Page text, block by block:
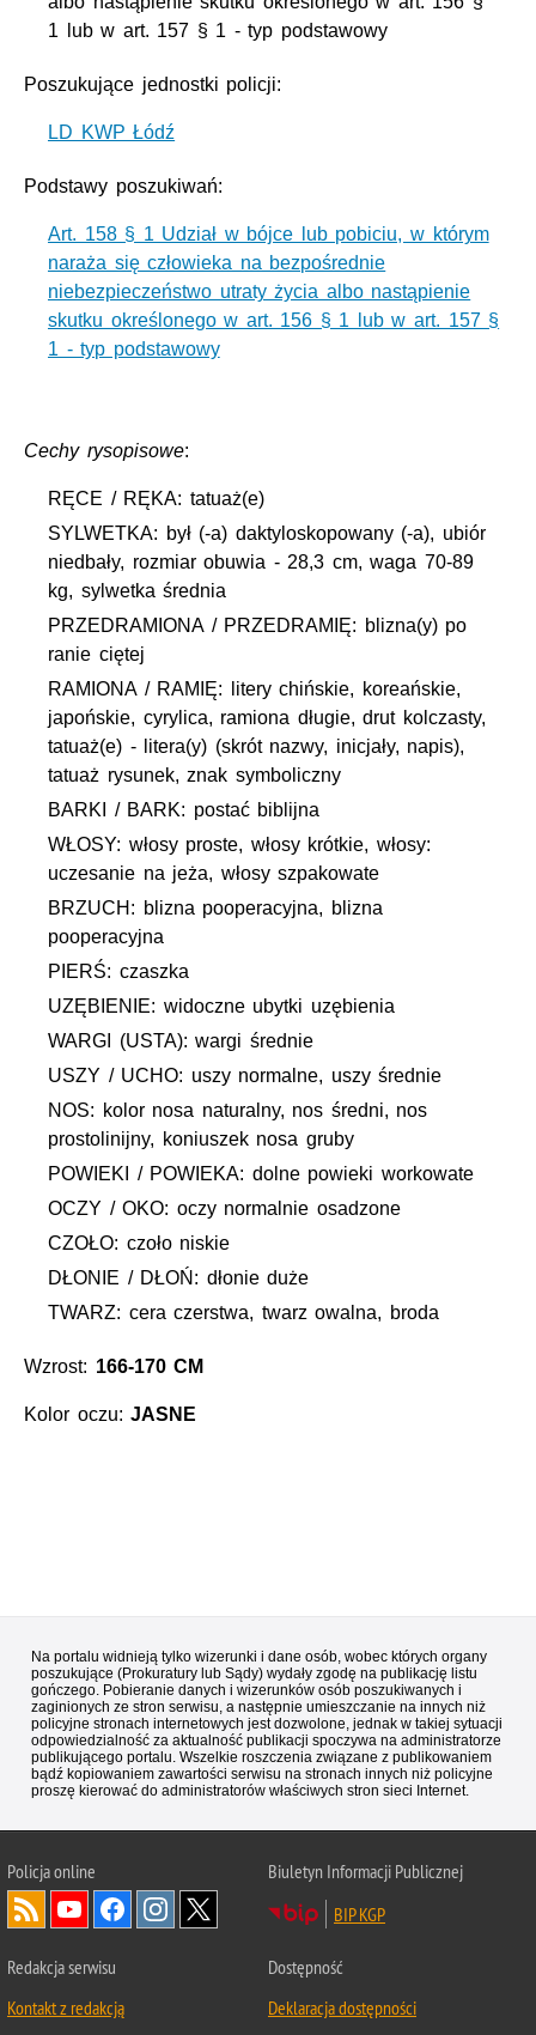
1 lub w art. 157 § 1 - typ podstawowy
Poszukujące jednostki policji:
LD KWP Łódź
Podstawy poszukiwań:
Art. 158 § 1 Udział w bójce lub pobiciu, w którym
naraża się człowieka na bezpośrednie
niebezpieczeństwo utraty życia albo nastąpienie
skutku określonego w art. 156 § 1 lub w art. 157 §
1 - typ podstawowy
Cechy rysopisowe:
RĘCE / RĘKA: tatuaż(e)
SYLWETKA: był (-a) daktyloskopowany (-a), ubiór
niedbały, rozmiar obuwia - 28,3 cm, waga 70-89
kg, sylwetka średnia
PRZEDRAMIONA / PRZEDRAMIĘ: blizna(y) po
ranie ciętej
RAMIONA / RAMIĘ: litery chińskie, koreańskie,
japońskie, cyrylica, ramiona długie, drut kolczasty,
tatuaż(e) - litera(y) (skrót nazwy, inicjały, napis),
tatuaż rysunek, znak symboliczny
BARKI / BARK: postać biblijna
WŁOSY: włosy proste, włosy krótkie, włosy:
uczesanie na jeża, włosy szpakowate
BRZUCH: blizna pooperacyjna, blizna
pooperacyjna
PIERŚ: czaszka
UZĘBIENIE: widoczne ubytki uzębienia
WARGI (USTA): wargi średnie
USZY / UCHO: uszy normalne, uszy średnie
NOS: kolor nosa naturalny, nos średni, nos
prostolinijny, koniuszek nosa gruby
POWIEKI / POWIEKA: dolne powieki workowate
OCZY / OKO: oczy normalnie osadzone
CZOŁO: czoło niskie
DŁONIE / DŁOŃ: dłonie duże
TWARZ: cera czerstwa, twarz owalna, broda
Wzrost: 166-170 CM
Kolor oczu:JASNE
Na portalu widnieją tylko wizerunki i dane osób, wobec których organy
poszukujące (Prokuratury lub Sądy) wydały zgodę na publikację listu
gończego. Pobieranie danych i wizerunków osób poszukiwanych i
zaginionych ze stron serwisu, a następnie umieszczanie na innych niż
policyjne stronach internetowych jest dozwolone, jednak w takiej sytuacji
odpowiedzialność za aktualność publikacji spoczywa na administratorze
publikującego portalu. Wszelkie roszczenia związane z publikowaniem
bądź kopiowaniem zawartości serwisu na stronach innych niż policyjne
proszę kierować do administratorów właściwych stron sieci Internet.
Policjaonline
Biuletyn Informacji Publicznej
BIP KGP
Redakcja serwisu
Kontakt z redakcją
Dostępność
Deklaracja dostępności